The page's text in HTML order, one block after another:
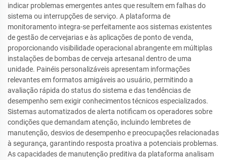
indicar problemas emergentes antes que resultem em falhas do
sistema ou interrupções de serviço. A plataforma de
monitoramento integra-se perfeitamente aos sistemas existentes
de gestão de cervejarias e às aplicações de ponto de venda,
proporcionando visibilidade operacional abrangente em múltiplas
instalações de bombas de cerveja artesanal dentro de uma
unidade. Painéis personalizáveis apresentam informações
relevantes em formatos amigáveis ao usuário, permitindo a
avaliação rápida do status do sistema e das tendências de
desempenho sem exigir conhecimentos técnicos especializados.
Sistemas automatizados de alerta notificam os operadores sobre
condições que demandam atenção, incluindo lembretes de
manutenção, desvios de desempenho e preocupações relacionadas
à segurança, garantindo resposta proativa a potenciais problemas.
As capacidades de manutenção preditiva da plataforma analisam